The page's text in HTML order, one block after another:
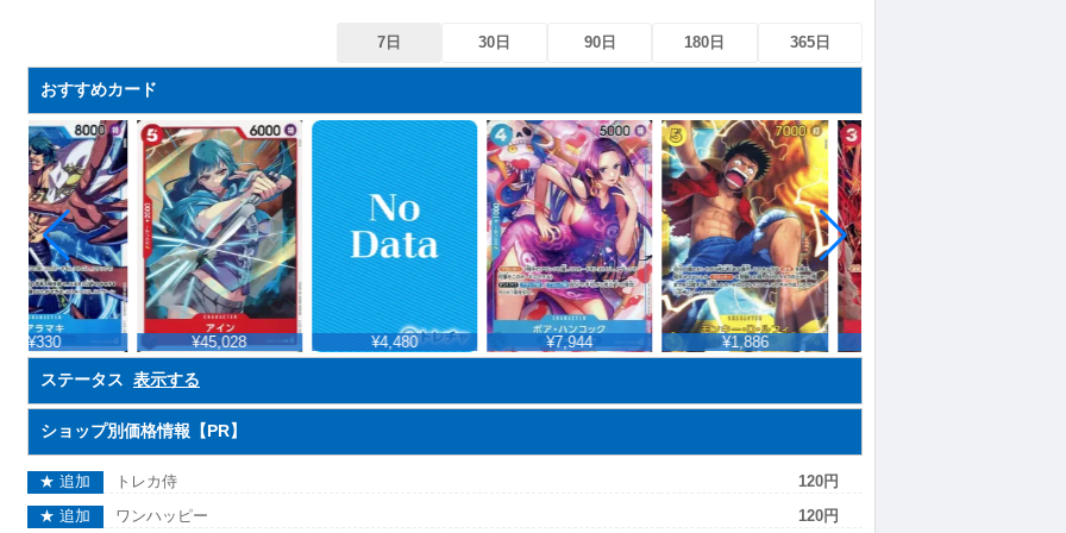
7日 30日 90日 180日 365日
おすすめカード
¥330 ¥45,028 ¥4,480 ¥7,944 ¥1,886
ステータス 表示する
ショップ別価格情報【PR】
★ 追加 トレカ侍
120円
★ 追加
ワンハッピー 120円